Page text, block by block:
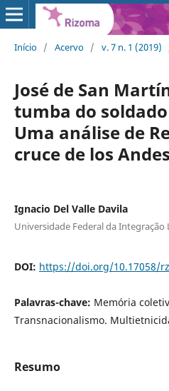
Início / Acervo / v. 7 n. 1 (2019)
José de San
tumba do
Uma análise de
cruce de los Andes
Ignacio Del Valle Davila
Universidade Federal da Integração
DOI: https://doi.org/10.17058/
Palavras-chave: Memória
Transnacionalismo.
Resumo